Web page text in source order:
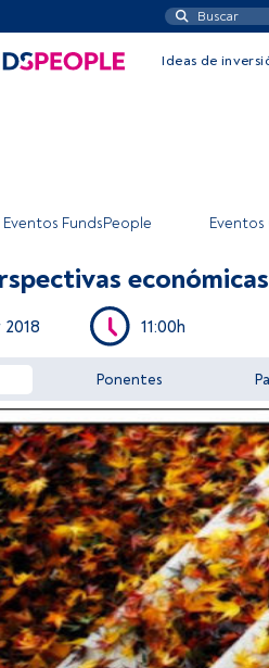
Ideas de
Eventos FundsPeople
11:00h
Ponentes